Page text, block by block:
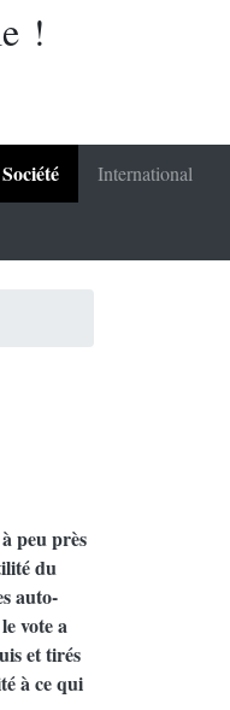
!
Société International
peu près
du
auto-
vote a
et tirés
à ce qui